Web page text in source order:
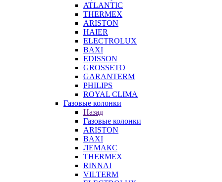
ATLANTIC
THERMEX
ARISTON
HAIER
ELECTROLUX
BAXI
EDISSON
GROSSETO
GARANTERM
PHILIPS
ROYAL CLIMA
Газовые колонки
Назад
Газовые колонки
ARISTON
BAXI
ЛЕМАКС
THERMEX
RINNAI
VILTERM